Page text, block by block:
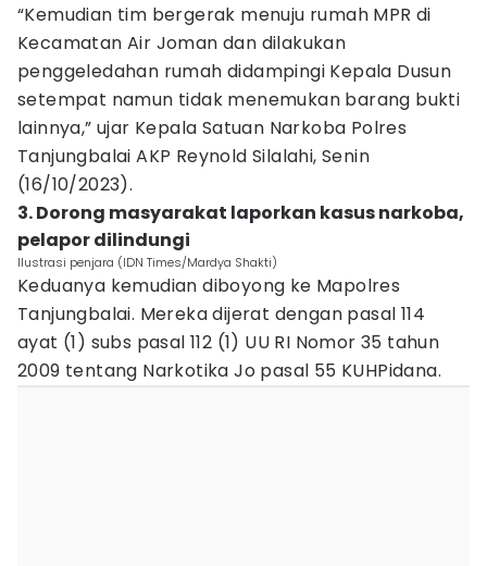
“Kemudian tim bergerak menuju rumah MPR di
Kecamatan Air Joman dan dilakukan
penggeledahan rumah didampingi Kepala Dusun
setempat namun tidak menemukan barang bukti
lainnya,” ujar Kepala Satuan Narkoba Polres
Tanjungbalai AKP Reynold Silalahi, Senin
(16/10/2023).
3. Dorong masyarakat laporkan kasus narkoba,
pelapor dilindungi
Ilustrasi penjara (IDN Times/Mardya Shakti)
Keduanya kemudian diboyong ke Mapolres
Tanjungbalai. Mereka dijerat dengan pasal 114
ayat (1) subs pasal 112 (1) UU RI Nomor 35 tahun
2009 tentang Narkotika Jo pasal 55 KUHPidana.